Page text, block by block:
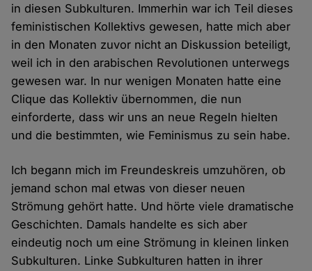
in diesen Subkulturen. Immerhin war ich Teil dieses
feministischen Kollektivs gewesen, hatte mich aber
in den Monaten zuvor nicht an Diskussion beteiligt,
weil ich in den arabischen Revolutionen unterwegs
gewesen war. In nur wenigen Monaten hatte eine
Clique das Kollektiv übernommen, die nun
einforderte, dass wir uns an neue Regeln hielten
und die bestimmten, wie Feminismus zu sein habe.
Ich begann mich im Freundeskreis umzuhören, ob
jemand schon mal etwas von dieser neuen
Strömung gehört hatte. Und hörte viele dramatische
Geschichten. Damals handelte es sich aber
eindeutig noch um eine Strömung in kleinen linken
Subkulturen. Linke Subkulturen hatten in ihrer